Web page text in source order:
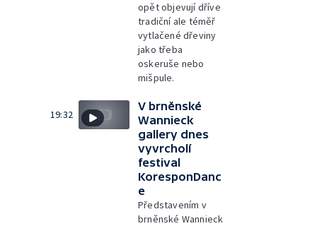
opět objevují dříve
tradiční ale téměř
vytlačené dřeviny
jako třeba
oskeruše nebo
mišpule.
19:32
V brněnské
Wannieck
gallery dnes
vyvrcholí
festival
KoresponDanc
e
Představením v
brněnské Wannieck